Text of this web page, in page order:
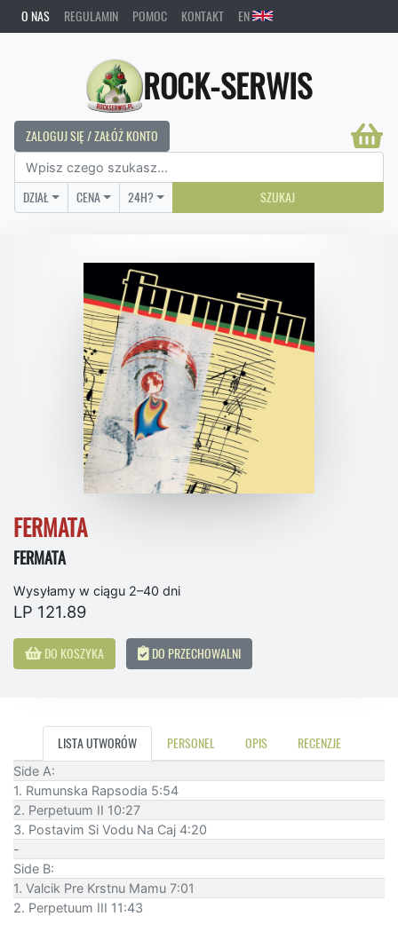
O NAS REGULAMIN POMOC KONTAKT EN
ROCK-SERWIS
ZALOGUJ SIĘ / ZAŁÓŻ KONTO
DZIAŁ CENA 24H? SZUKAJ
FERMATA
FERMATA
Wysyłamy w ciągu 2–40 dni
LP 121.89
DO KOSZYKA DO PRZECHOWALNI
LISTA UTWORÓW PERSONEL OPIS RECENZJE
Side A:
1. Rumunska Rapsodia 5:54
2. Perpetuum II 10:27
3. Postavim Si Vodu Na Caj 4:20
-
Side B:
1. Valcik Pre Krstnu Mamu 7:01
2. Perpetuum III 11:43